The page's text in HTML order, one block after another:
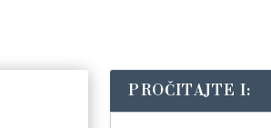
PROČITAJTE I: